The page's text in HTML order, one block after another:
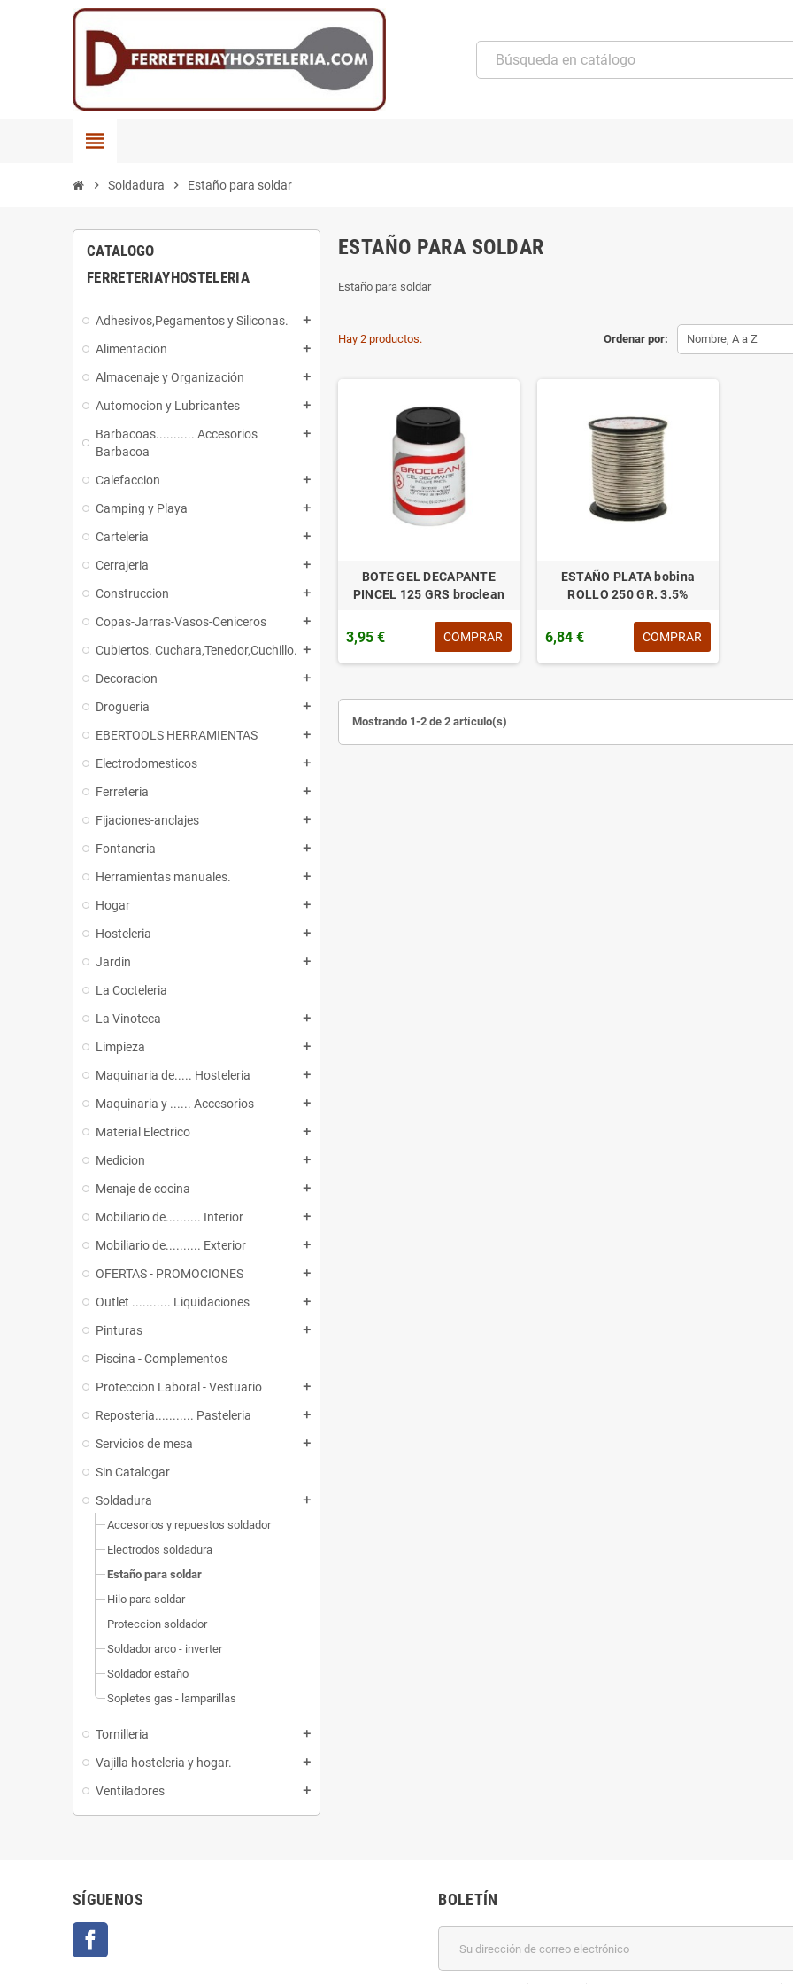
view_headline
chevron_right Soldadura chevron_right Estaño para soldar
CATALOGO
FERRETERIAYHOSTELERIA
Adhesivos,Pegamentos y Siliconas. add
Alimentacion add
Almacenaje y Organización add
Automocion y Lubricantes add
Barbacoas........... Accesorios
Barbacoa
add
Calefaccion add
Camping y Playa add
Carteleria add
Cerrajeria add
Construccion add
Copas-Jarras-Vasos-Ceniceros add
Cubiertos. Cuchara,Tenedor,Cuchillo. add
Decoracion add
Drogueria add
EBERTOOLS HERRAMIENTAS add
Electrodomesticos add
Ferreteria add
Fijaciones-anclajes add
Fontaneria add
Herramientas manuales. add
Hogar add
Hosteleria add
Jardin add
La Cocteleria
La Vinoteca
add
Limpieza add
Maquinaria de..... Hosteleria add
Maquinaria y ...... Accesorios add
Material Electrico add
Medicion add
Menaje de cocina add
Mobiliario de.......... Interior add
Mobiliario de.......... Exterior add
OFERTAS - PROMOCIONES add
Outlet ........... Liquidaciones add
Pinturas add
Piscina - Complementos
Proteccion Laboral - Vestuario
add
Reposteria........... Pasteleria add
Servicios de mesa add
Sin Catalogar
Soldadura
add
Accesorios y repuestos soldador
Electrodos soldadura
Estaño para soldar
Hilo para soldar
Proteccion soldador
Soldador arco - inverter
Soldador estaño
Sopletes gas - lamparillas
Tornilleria add
Vajilla hosteleria y hogar. add
Ventiladores add
ESTAÑO PARA SOLDAR
Estaño para soldar
Ordenar por: Nombre, A a Z
Hay 2 productos.
BOTE GEL DECAPANTE
PINCEL 125 GRS broclean
3,95 € COMPRAR
ESTAÑO PLATA bobina
ROLLO 250 GR. 3.5%
6,84 € COMPRAR
Mostrando 1-2 de 2 artículo(s)
SÍGUENOS BOLETÍN